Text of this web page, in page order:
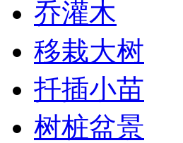
乔灌木
移栽大树
扦插小苗
树桩盆景